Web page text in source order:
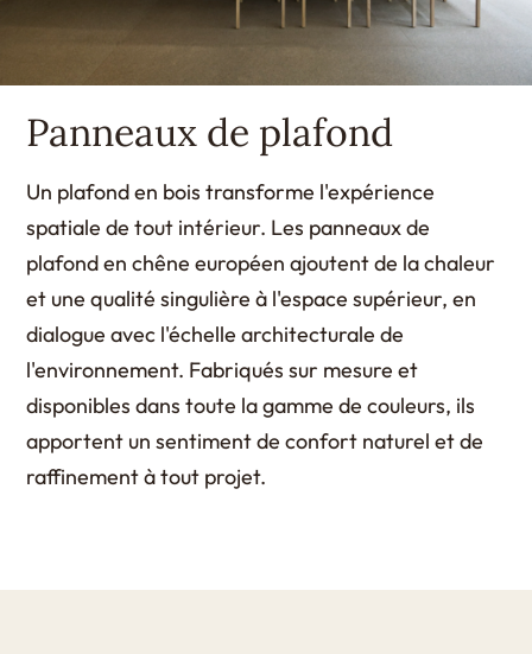
Panneaux de plafond
Un plafond en bois transforme l'expérience
spatiale de tout intérieur. Les panneaux de
plafond en chêne européen ajoutent de la chaleur
et une qualité singulière à l'espace supérieur, en
dialogue avec l'échelle architecturale de
l'environnement. Fabriqués sur mesure et
disponibles dans toute la gamme de couleurs, ils
apportent un sentiment de confort naturel et de
raffinement à tout projet.